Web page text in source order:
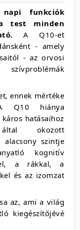
funkciók
test minden
A Q10-et
- amely
- az orvosi
ennek mértéke
Q10 hiánya
hatásaihoz
által okozott
alacsony szintje
kognitív
a rákkal, a
és az izomzat
az, ami a világ
kiegészítőjévé